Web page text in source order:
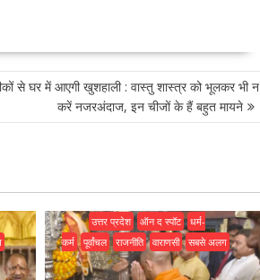
से घर में आएगी खुशहाली : वास्तु शास्त्र को भूलकर भी न
करें नजरअंदाज, इन चीजों के हैं बहुत मायने
उत्तर प्रदेश ऑन द स्पॉट
धर्म-
कर्म
पूर्वांचल राजनीति वाराणसी सबसे अलग